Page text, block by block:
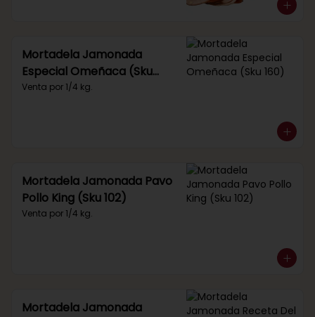
Mortadela Jamonada
Especial Omeñaca (Sku
160)
Venta por 1/4 kg.
Mortadela Jamonada Pavo
Pollo King (Sku 102)
Venta por 1/4 kg.
Mortadela Jamonada